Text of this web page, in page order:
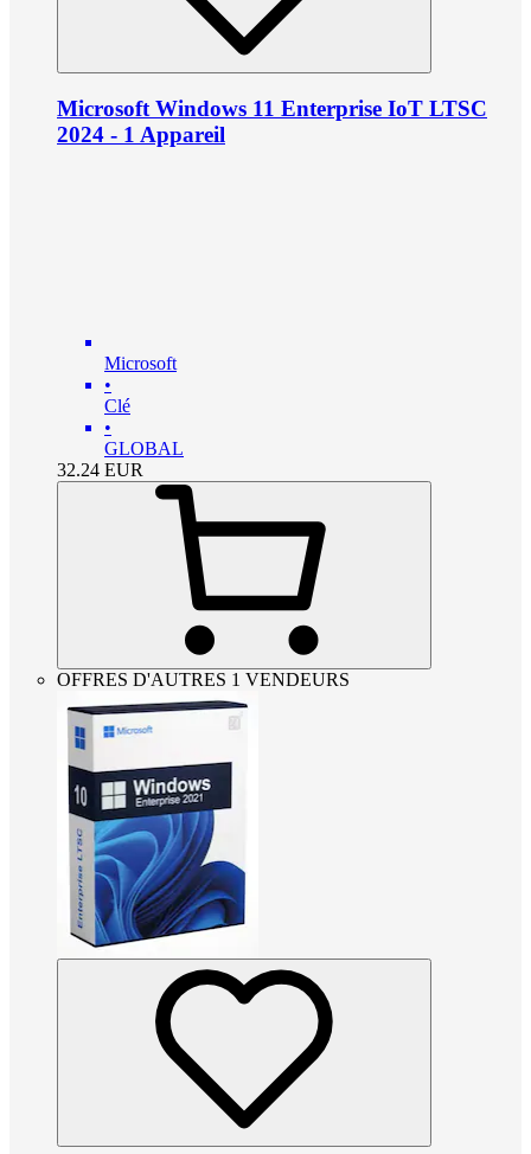
Microsoft Windows 11 Enterprise IoT LTSC
2024 - 1 Appareil
Microsoft
•
Clé
•
GLOBAL
32.24 EUR
OFFRES D'AUTRES 1 VENDEURS